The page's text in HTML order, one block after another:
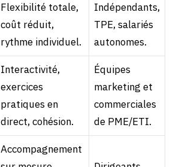
Flexibilité totale,
coût réduit,
rythme individuel.
Indépendants,
TPE, salariés
autonomes.
Interactivité,
exercices
pratiques en
direct, cohésion.
Équipes
marketing et
commerciales
de PME/ETI.
Accompagnement